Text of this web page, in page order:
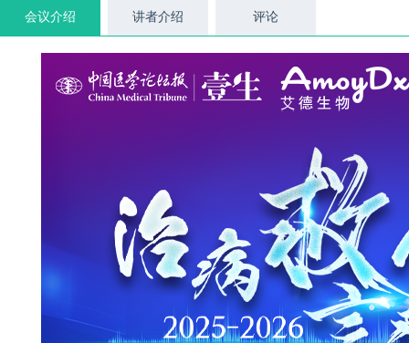
会议介绍 讲者介绍 评论